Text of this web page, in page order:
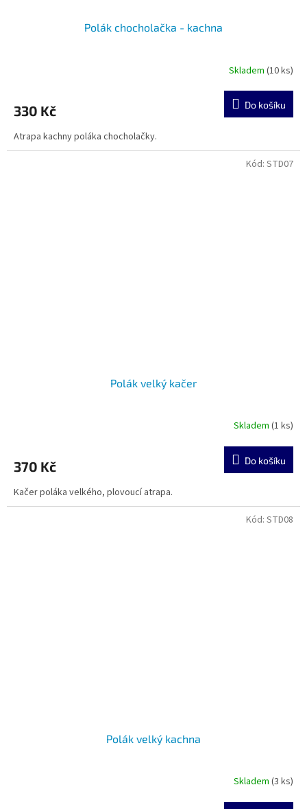
Polák chocholačka - kachna
Skladem (10 ks)
330 Kč Do košíku
Atrapa kachny poláka chocholačky.
Polák velký kačer
Skladem (1 ks)
370 Kč Do košíku
Kačer poláka velkého, plovoucí atrapa.
Kód: STD07
Polák velký kachna
Skladem (3 ks)
Kód: STD08